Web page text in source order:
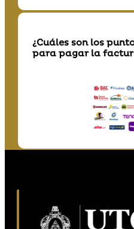
¿Cuáles son los
para pagar la